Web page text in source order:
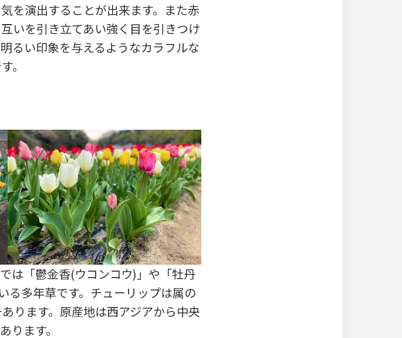
を演出することが出来ます。また赤
いを引き立てあい強く目を引きつけ
るい印象を与えるようなカラフルな
。
は「鬱金香(ウコンコウ)」や「牡丹
る多年草です。チューリップは属の
ります。原産地は西アジアから中央
ります。